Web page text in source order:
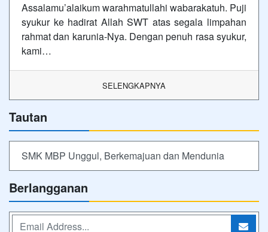
Assalamu’alaikum warahmatullahi wabarakatuh. Puji
syukur ke hadirat Allah SWT atas segala limpahan
rahmat dan karunia-Nya. Dengan penuh rasa syukur,
kami…
SELENGKAPNYA
Tautan
SMK MBP Unggul, Berkemajuan dan Mendunia
Berlangganan